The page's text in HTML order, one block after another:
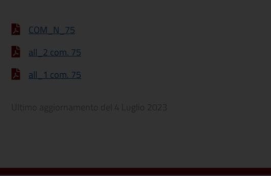
COM_N_75
all_2 com. 75
all_1 com. 75